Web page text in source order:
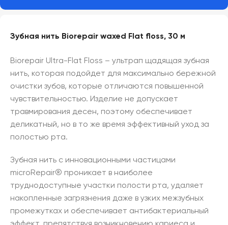
Зубная нить Biorepair waxed Flat floss, 30 м
Biorepair Ultra-Flat Floss – ультрап щадящая зубная
нить, которая подойдет для максимально бережной
очистки зубов, которые отличаются повышенной
чувствительностью. Изделие не допускает
травмирования десен, поэтому обеспечивает
деликатный, но в то же время эффективный уход за
полостью рта.
Зубная нить с инновационными частицами
microRepair® проникает в наиболее
труднодоступные участки полости рта, удаляет
накопленные загрязнения даже в узких межзубных
промежутках и обеспечивает антибактериальный